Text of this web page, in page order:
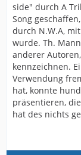
side" durch A
Song
durch N.W.A,
wurde. Th.
anderer
kennzeichnen.
Verwendung
hat, konnte
präsentieren,
hat des nichts